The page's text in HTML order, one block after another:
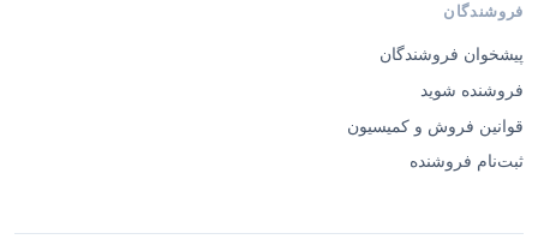
فروشندگان
پیشخوان فروشندگان
فروشنده شوید
قوانین فروش و کمیسیون
ثبت‌نام فروشنده